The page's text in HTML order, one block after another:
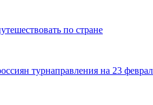
по стране
турнаправления на 23